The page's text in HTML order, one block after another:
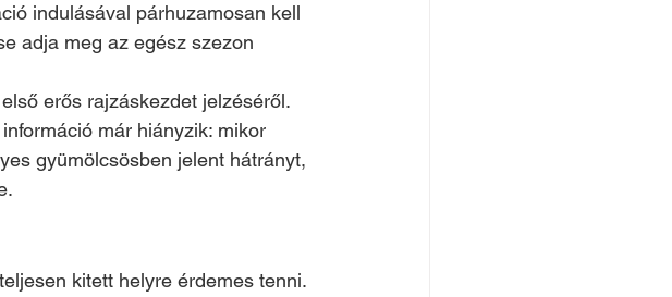
indulásával párhuzamosan kell
adja meg az egész szezon
erős rajzáskezdet jelzéséről.
már hiányzik: mikor
gyümölcsösben jelent hátrányt,
kitett helyre érdemes tenni.